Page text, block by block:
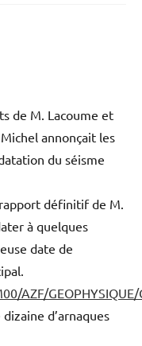
de M. Lacoume et
annonçait les
du séisme
définitif de M.
à quelques
date de
AZF/GEOPHYSIQUE/
d’arnaques